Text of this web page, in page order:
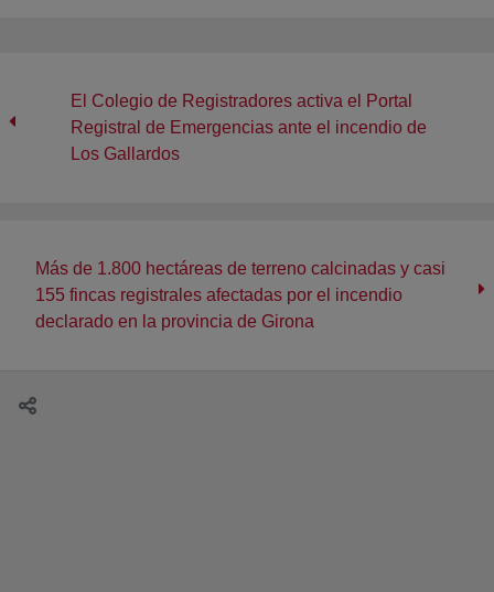
El Colegio de Registradores activa el Portal
Registral de Emergencias ante el incendio de
Los Gallardos
Más de 1.800 hectáreas de terreno calcinadas y casi
155 fincas registrales afectadas por el incendio
declarado en la provincia de Girona